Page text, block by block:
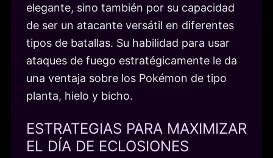
elegante, sino también por su capacidad
de ser un atacante versátil en diferentes
tipos de batallas. Su habilidad para usar
ataques de fuego estratégicamente le da
una ventaja sobre los Pokémon de tipo
planta, hielo y bicho.
ESTRATEGIAS PARA MAXIMIZAR
EL DÍA DE ECLOSIONES